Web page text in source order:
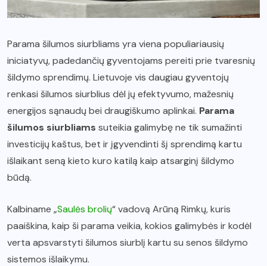
Parama šilumos siurbliams yra viena populiariausių
iniciatyvų, padedančių gyventojams pereiti prie tvaresnių
šildymo sprendimų. Lietuvoje vis daugiau gyventojų
renkasi šilumos siurblius dėl jų efektyvumo, mažesnių
energijos sąnaudų bei draugiškumo aplinkai. Parama
šilumos siurbliams suteikia galimybę ne tik sumažinti
investicijų kaštus, bet ir įgyvendinti šį sprendimą kartu
išlaikant seną kieto kuro katilą kaip atsarginį šildymo
būdą.
Kalbiname „Saulės brolių“ vadovą Arūną Rimkų, kuris
paaiškina, kaip ši parama veikia, kokios galimybės ir kodėl
verta apsvarstyti šilumos siurblį kartu su senos šildymo
sistemos išlaikymu.